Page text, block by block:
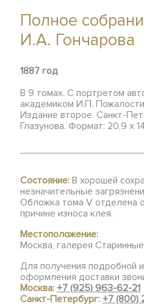
Полное
И.А. Гончарова
1887 год
В 9 томах. С портретом
академиком И.П.
Издание второе. Санкт-
Глазунова. Формат: 20,9 х
Состояние: В хорошей
незначительные
Обложка тома V отделена
причине износа клея.
Местоположение:
Москва, галерея
Для получения подробной
оформления доставки
Москва:+7 (925) 963-62-21
Санкт-Петербург:+7 (800)